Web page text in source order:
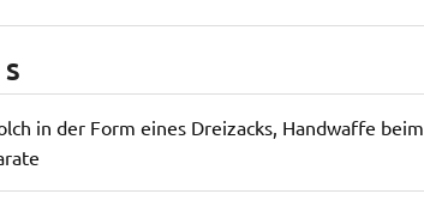
S
in der Form eines Dreizacks, Handwaffe beim